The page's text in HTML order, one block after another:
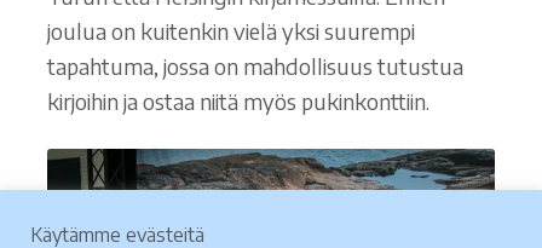
joulua on kuitenkin vielä yksi suurempi
tapahtuma, jossa on mahdollisuus tutustua
kirjoihin ja ostaa niitä myös pukinkonttiin.
Käytämme evästeitä